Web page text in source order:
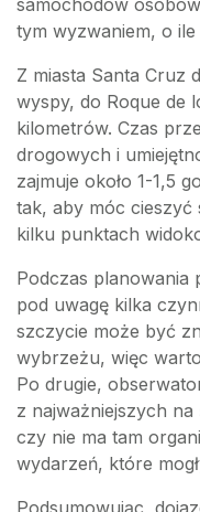
samochodów
tym wyzwaniem, o
Z miasta Santa Cruz
wyspy, do Roque de
kilometrów. Czas
drogowych i
zajmuje około 1-1,5
tak, aby móc cieszyć
kilku punktach
Podczas
pod uwagę kilka
szczycie może być
wybrzeżu, więc
Po drugie,
z najważniejszych
czy nie ma tam
wydarzeń, które